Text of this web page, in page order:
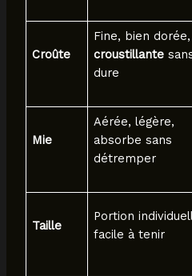
Croûte
Fine, bien dorée,
croustillante
dure
Mie
Aérée, légère,
absorbe sans
détremper
Taille
Portion
facile à tenir